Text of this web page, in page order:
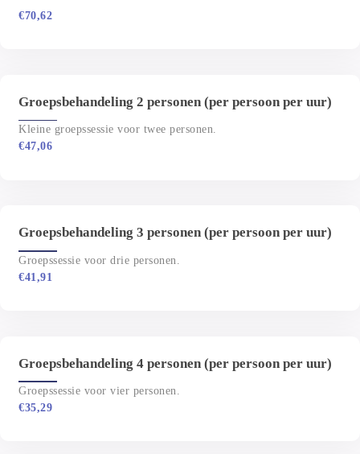
€70,62
Groepsbehandeling 2 personen (per persoon per uur)
Kleine groepssessie voor twee personen.
€47,06
Groepsbehandeling 3 personen (per persoon per uur)
Groepssessie voor drie personen.
€41,91
Groepsbehandeling 4 personen (per persoon per uur)
Groepssessie voor vier personen.
€35,29